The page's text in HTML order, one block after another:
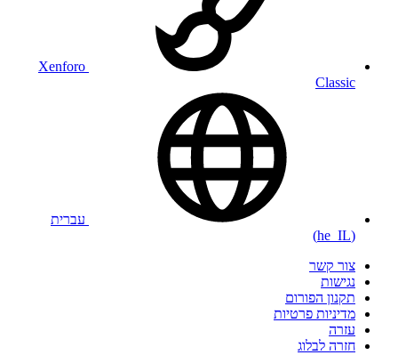
Xenforo
Classic
עברית
(he_IL)
צור קשר
נגישות
תקנון הפורום
מדיניות פרטיות
עזרה
חזרה לבלוג